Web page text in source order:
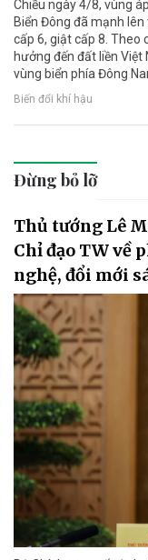
Chiều ngày 4/8, vùng
Biển Đông đã mạnh
cấp 6, giật cấp 8. Theo
hưởng đến đất liền
vùng biển phía Đông
Biến đổi khí hậu
Đừng bỏ lỡ
Thủ tướng Lê
Chỉ đạo TW về
nghệ, đổi mới